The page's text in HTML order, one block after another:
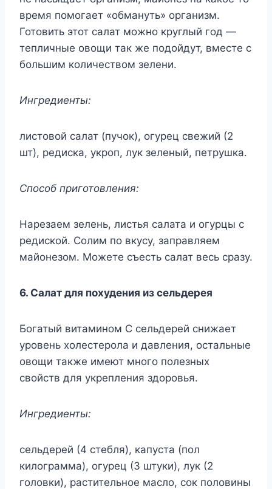
время помогает «обмануть» организм.
Готовить этот салат можно круглый год —
тепличные овощи так же подойдут, вместе с
большим количеством зелени.
Ингредиенты:
листовой салат (пучок), огурец свежий (2
шт), редиска, укроп, лук зеленый, петрушка.
Способ приготовления:
Нарезаем зелень, листья салата и огурцы с
редиской. Солим по вкусу, заправляем
майонезом. Можете съесть салат весь сразу.
6. Салат для похудения из сельдерея
Богатый витамином С сельдерей снижает
уровень холестерола и давления, остальные
овощи также имеют много полезных
свойств для укрепления здоровья.
Ингредиенты:
сельдерей (4 стебля), капуста (пол
килограмма), огурец (3 штуки), лук (2
головки), растительное масло, сок половины